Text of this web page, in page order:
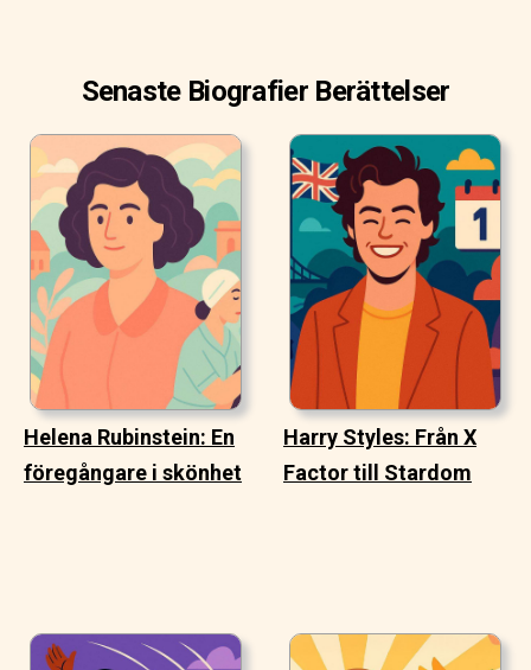
Senaste Biografier Berättelser
Helena Rubinstein: En
föregångare i skönhet
Harry Styles: Från X
Factor till Stardom